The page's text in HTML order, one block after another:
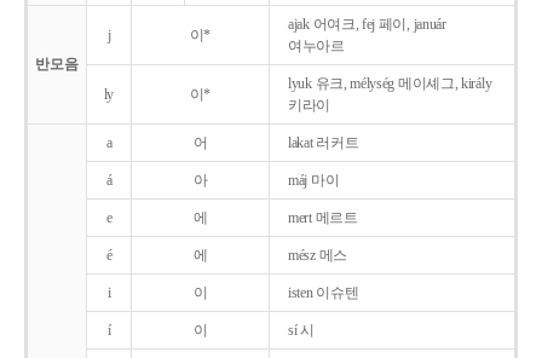
반모음
j 이*
ajak 어여크, fej 페이, január
여누아르
ly 이*
lyuk 유크, mélység 메이셰그, király
키라이
a 어 lakat 러커트
á 아 máj 마이
e 에 mert 메르트
é 에 mész 메스
i 이 isten 이슈텐
í 이 sí 시